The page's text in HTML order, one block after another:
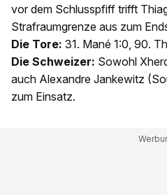
vor dem Schlusspfiff trifft
Strafraumgrenze aus zum
Die Tore: 31. Mané 1:0, 90.
Die Schweizer: Sowohl
auch Alexandre Jankewitz
zum Einsatz.